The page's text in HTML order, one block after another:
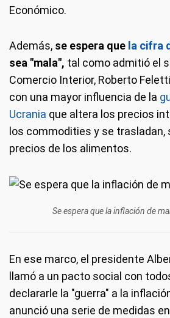
Económico.
Además, se espera que la cifra
sea "mala", tal como admitió el
Comercio Interior, Roberto
con una mayor influencia de la
Ucrania que altera los precios
los commodities y se trasladan,
precios de los alimentos.
Se espera que la inflación de
En ese marco, el presidente
llamó a un pacto social con
declararle la "guerra" a la
anunció una serie de medidas